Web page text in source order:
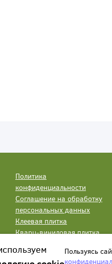
Политика
конфиденциальности
Соглашение на обработку
персональных данных
Клеевая плитка
Кварц-виниловая плитка
Пользуясь